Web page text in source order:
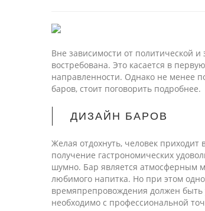
Вне зависимости от политической
востребована. Это касается в
направленности. Однако не менее
баров, стоит поговорить подробнее.
ДИЗАЙН БАРОВ
Желая отдохнуть, человек приходит
получение гастрономических
шумно. Бар является атмосферным
любимого напитка. Но при этом
времяпрепровождения должен быть
необходимо с профессиональной